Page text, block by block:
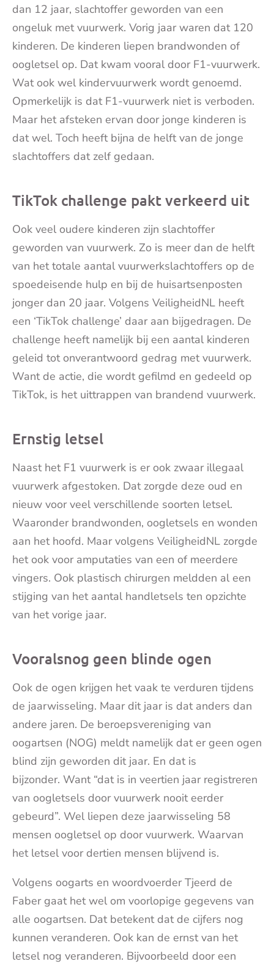
dan 12 jaar, slachtoffer geworden van een
ongeluk met vuurwerk. Vorig jaar waren dat 120
kinderen. De kinderen liepen brandwonden of
oogletsel op. Dat kwam vooral door F1-vuurwerk.
Wat ook wel kindervuurwerk wordt genoemd.
Opmerkelijk is dat F1-vuurwerk niet is verboden.
Maar het afsteken ervan door jonge kinderen is
dat wel. Toch heeft bijna de helft van de jonge
slachtoffers dat zelf gedaan.
TikTok challenge pakt verkeerd uit
Ook veel oudere kinderen zijn slachtoffer
geworden van vuurwerk. Zo is meer dan de helft
van het totale aantal vuurwerkslachtoffers op de
spoedeisende hulp en bij de huisartsenposten
jonger dan 20 jaar. Volgens VeiligheidNL heeft
een ‘TikTok challenge’ daar aan bijgedragen. De
challenge heeft namelijk bij een aantal kinderen
geleid tot onverantwoord gedrag met vuurwerk.
Want de actie, die wordt gefilmd en gedeeld op
TikTok, is het uittrappen van brandend vuurwerk.
Ernstig letsel
Naast het F1 vuurwerk is er ook zwaar illegaal
vuurwerk afgestoken. Dat zorgde deze oud en
nieuw voor veel verschillende soorten letsel.
Waaronder brandwonden, oogletsels en wonden
aan het hoofd. Maar volgens VeiligheidNL zorgde
het ook voor amputaties van een of meerdere
vingers. Ook plastisch chirurgen meldden al een
stijging van het aantal handletsels ten opzichte
van het vorige jaar.
Vooralsnog geen blinde ogen
Ook de ogen krijgen het vaak te verduren tijdens
de jaarwisseling. Maar dit jaar is dat anders dan
andere jaren. De beroepsvereniging van
oogartsen (NOG) meldt namelijk dat er geen ogen
blind zijn geworden dit jaar. En dat is
bijzonder. Want “dat is in veertien jaar registreren
van oogletsels door vuurwerk nooit eerder
gebeurd”. Wel liepen deze jaarwisseling 58
mensen oogletsel op door vuurwerk. Waarvan
het letsel voor dertien mensen blijvend is.
Volgens oogarts en woordvoerder Tjeerd de
Faber gaat het wel om voorlopige gegevens van
alle oogartsen. Dat betekent dat de cijfers nog
kunnen veranderen. Ook kan de ernst van het
letsel nog veranderen. Bijvoorbeeld door een